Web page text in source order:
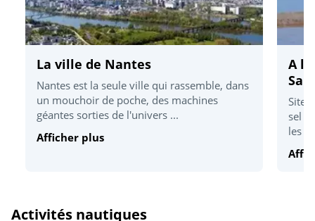
La ville de Nantes
Nantes est la seule ville qui rassemble, dans
un mouchoir de poche, des machines
géantes sorties de l'univers ...
Afficher plus
A
Site
sel
les
Activités nautiques